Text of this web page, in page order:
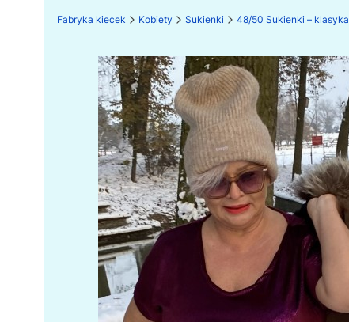
Fabryka kiecek Kobiety Sukienki 48/50 Sukienki –